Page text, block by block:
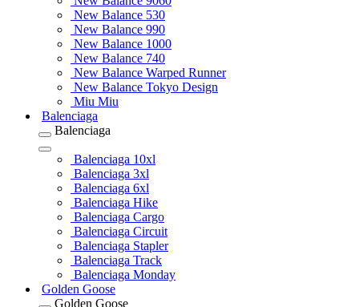
New Balance 530
New Balance 990
New Balance 1000
New Balance 740
New Balance Warped Runner
New Balance Tokyo Design
Miu Miu
Balenciaga
Balenciaga
Balenciaga 10xl
Balenciaga 3xl
Balenciaga 6xl
Balenciaga Hike
Balenciaga Cargo
Balenciaga Circuit
Balenciaga Stapler
Balenciaga Track
Balenciaga Monday
Golden Goose
Golden Goose